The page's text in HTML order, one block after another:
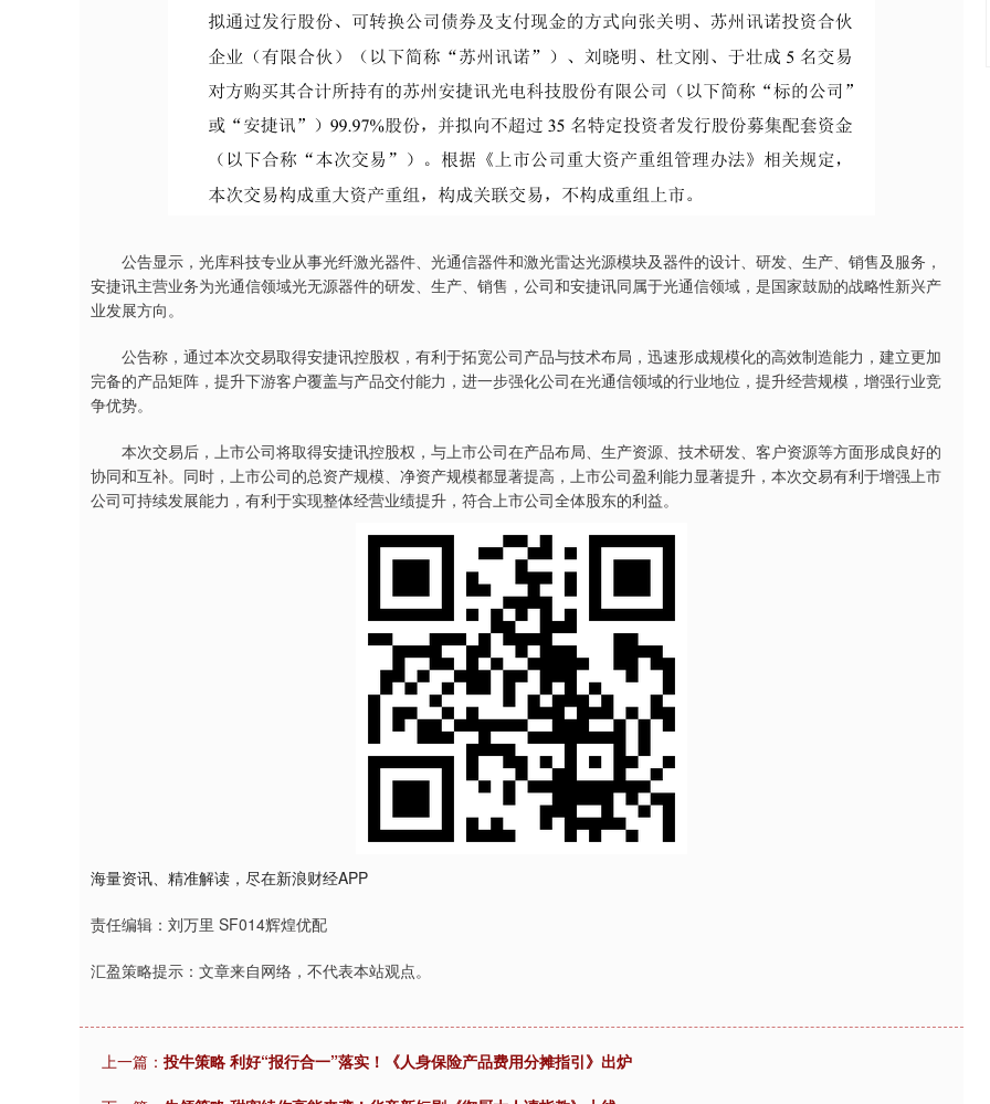
公告显示，光库科技专业从事光纤激光器件、光通信器件和激光雷达光源模块及器件的设计、研发、生产、销售及服务，
安捷讯主营业务为光通信领域光无源器件的研发、生产、销售，公司和安捷讯同属于光通信领域，是国家鼓励的战略性新兴产
业发展方向。
公告称，通过本次交易取得安捷讯控股权，有利于拓宽公司产品与技术布局，迅速形成规模化的高效制造能力，建立更加
完备的产品矩阵，提升下游客户覆盖与产品交付能力，进一步强化公司在光通信领域的行业地位，提升经营规模，增强行业竞
争优势。
本次交易后，上市公司将取得安捷讯控股权，与上市公司在产品布局、生产资源、技术研发、客户资源等方面形成良好的
协同和互补。同时，上市公司的总资产规模、净资产规模都显著提高，上市公司盈利能力显著提升，本次交易有利于增强上市
公司可持续发展能力，有利于实现整体经营业绩提升，符合上市公司全体股东的利益。
海量资讯、精准解读，尽在新浪财经APP
责任编辑：刘万里 SF014辉煌优配
汇盈策略提示：文章来自网络，不代表本站观点。
上一篇： 投牛策略 利好“报行合一”落实！《人身保险产品费用分摊指引》出炉